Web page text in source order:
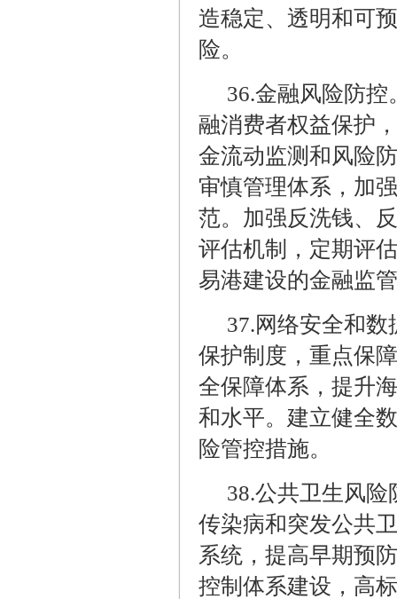
造稳定、透明和可
险。
36.金融风险防控
融消费者权益保护
金流动监测和风险
审慎管理体系，加
范。加强反洗钱、
评估机制，定期评
易港建设的金融监
37.网络安全和
保护制度，重点保
全保障体系，提升
和水平。建立健全
险管控措施。
38.公共卫生风险
传染病和突发公共
系统，提高早期预
控制体系建设，高